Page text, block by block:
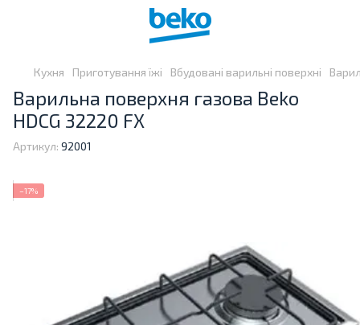
Кухня Приготування їжі Вбудовані варильні поверхні
Варильна поверхня газова Beko
HDCG 32220 FX
Артикул: 92001
−17%